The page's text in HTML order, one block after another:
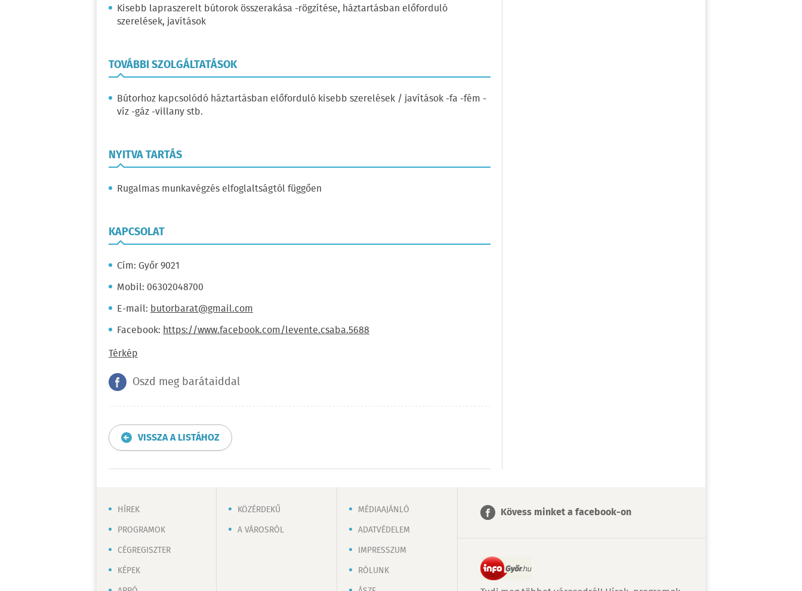
Kisebb lapraszerelt bútorok összerakása -rögzítése, háztartásban előforduló
szerelések, javítások
TOVÁBBI SZOLGÁLTATÁSOK
Bútorhoz kapcsolódó háztartásban előforduló kisebb szerelések / javítások -fa -fém -
víz -gáz -villany stb.
NYITVA TARTÁS
Rugalmas munkavégzés elfoglaltságtól függően
KAPCSOLAT
Cím: Győr 9021
Mobil: 06302048700
E-mail: butorbarat@gmail.com
Facebook: https://www.facebook.com/levente.csaba.5688
Térkép
Oszd meg barátaiddal
VISSZA A LISTÁHOZ
HÍREK
PROGRAMOK
CÉGREGISZTER
KÉPEK
KÖZÉRDEKŰ
A VÁROSRÓL
MÉDIAAJÁNLÓ
ADATVÉDELEM
IMPRESSZUM
RÓLUNK
Kövess minket a facebook-on